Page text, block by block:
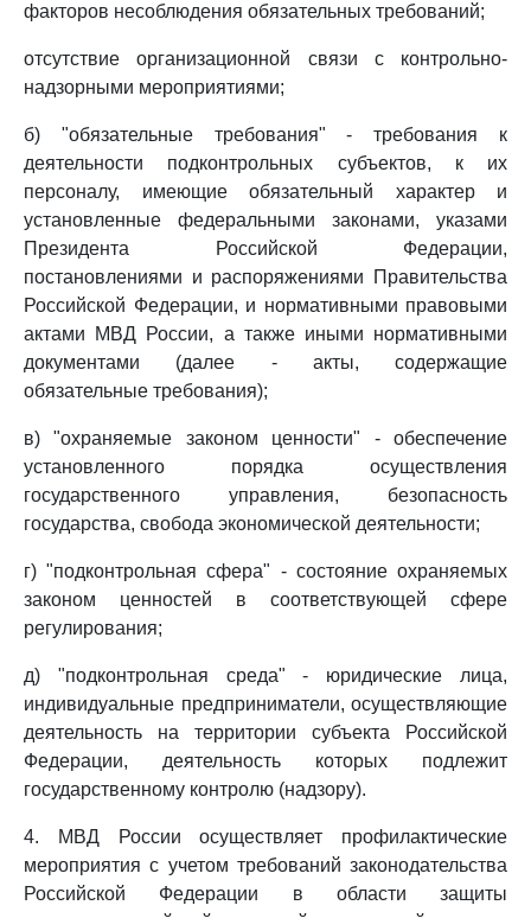
факторов несоблюдения обязательных требований;
отсутствие организационной связи с контрольно-
надзорными мероприятиями;
б) "обязательные требования" - требования к
деятельности подконтрольных субъектов, к их
персоналу, имеющие обязательный характер и
установленные федеральными законами, указами
Президента Российской Федерации,
постановлениями и распоряжениями Правительства
Российской Федерации, и нормативными правовыми
актами МВД России, а также иными нормативными
документами (далее - акты, содержащие
обязательные требования);
в) "охраняемые законом ценности" - обеспечение
установленного порядка осуществления
государственного управления, безопасность
государства, свобода экономической деятельности;
г) "подконтрольная сфера" - состояние охраняемых
законом ценностей в соответствующей сфере
регулирования;
д) "подконтрольная среда" - юридические лица,
индивидуальные предприниматели, осуществляющие
деятельность на территории субъекта Российской
Федерации, деятельность которых подлежит
государственному контролю (надзору).
4. МВД России осуществляет профилактические
мероприятия с учетом требований законодательства
Российской Федерации в области защиты